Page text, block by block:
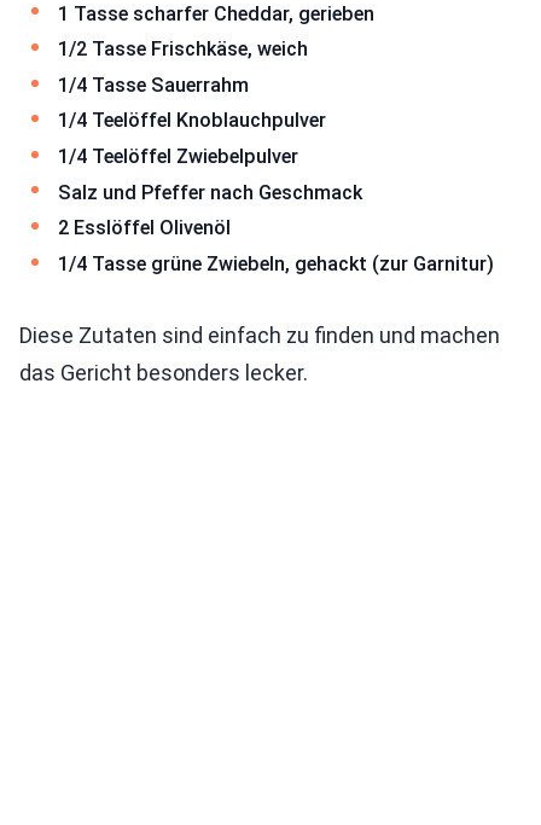
1 Tasse scharfer Cheddar, gerieben
1/2 Tasse Frischkäse, weich
1/4 Tasse Sauerrahm
1/4 Teelöffel Knoblauchpulver
1/4 Teelöffel Zwiebelpulver
Salz und Pfeffer nach Geschmack
2 Esslöffel Olivenöl
1/4 Tasse grüne Zwiebeln, gehackt (zur Garnitur)
Diese Zutaten sind einfach zu finden und machen
das Gericht besonders lecker.